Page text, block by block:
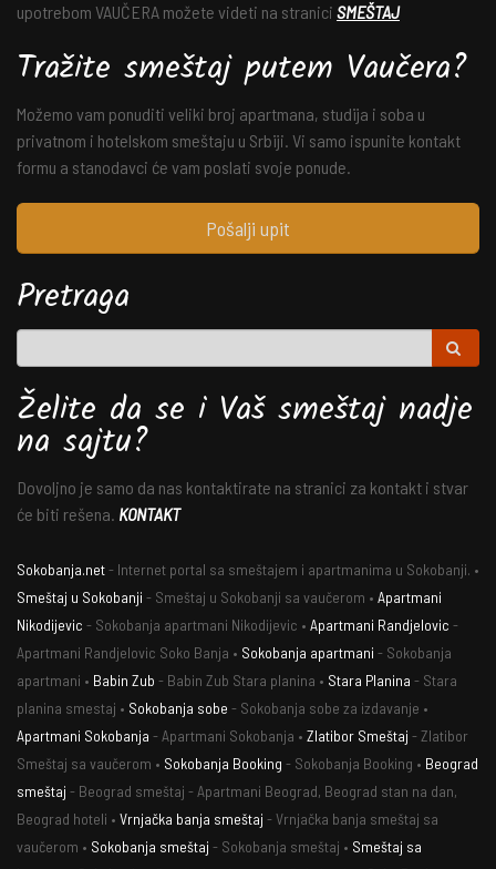
upotrebom VAUČERA možete videti na stranici SMEŠTAJ
Tražite smeštaj putem Vaučera?
Možemo vam ponuditi veliki broj apartmana, studija i soba u
privatnom i hotelskom smeštaju u Srbiji. Vi samo ispunite kontakt
formu a stanodavci će vam poslati svoje ponude.
Pošalji upit
Pretraga
Želite da se i Vaš smeštaj nadje
na sajtu?
Dovoljno je samo da nas kontaktirate na stranici za kontakt i stvar
će biti rešena. KONTAKT
Sokobanja.net- Internet portal sa smeštajem i apartmanima u Sokobanji. •
Smeštaj u Sokobanji - Smeštaj u Sokobanji sa vaučerom • Apartmani
Nikodijevic - Sokobanja apartmani Nikodijevic • Apartmani Randjelovic -
Apartmani Randjelovic Soko Banja • Sokobanja apartmani - Sokobanja
apartmani • Babin Zub - Babin Zub Stara planina • Stara Planina - Stara
planina smestaj • Sokobanja sobe - Sokobanja sobe za izdavanje •
Apartmani Sokobanja - Apartmani Sokobanja • Zlatibor Smeštaj - Zlatibor
Smeštaj sa vaučerom • Sokobanja Booking - Sokobanja Booking • Beograd
smeštaj - Beograd smeštaj - Apartmani Beograd, Beograd stan na dan,
Beograd hoteli • Vrnjačka banja smeštaj - Vrnjačka banja smeštaj sa
vaučerom • Sokobanja smeštaj - Sokobanja smeštaj • Smeštaj sa